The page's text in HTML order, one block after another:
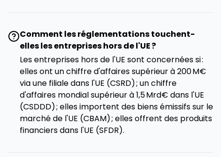
Comment les réglementations touchent-
elles les entreprises hors de l'UE ?
Les entreprises hors de l'UE sont concernées si :
elles ont un chiffre d'affaires supérieur à 200 M€
via une filiale dans l'UE (CSRD) ; un chiffre
d'affaires mondial supérieur à 1,5 Mrd€ dans l'UE
(CSDDD) ; elles importent des biens émissifs sur le
marché de l'UE (CBAM) ; elles offrent des produits
financiers dans l'UE (SFDR).